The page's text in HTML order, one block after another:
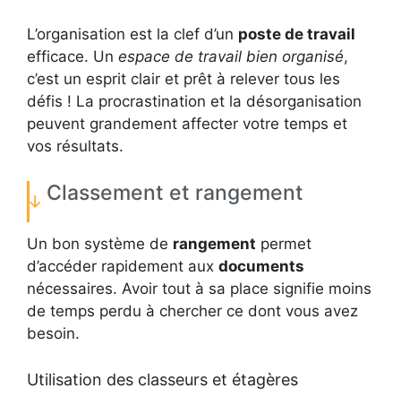
L’organisation est la clef d’un poste de travail
efficace. Un espace de travail bien organisé,
c’est un esprit clair et prêt à relever tous les
défis ! La procrastination et la désorganisation
peuvent grandement affecter votre temps et
vos résultats.
Classement et rangement
Un bon système de rangement permet
d’accéder rapidement aux documents
nécessaires. Avoir tout à sa place signifie moins
de temps perdu à chercher ce dont vous avez
besoin.
Utilisation des classeurs et étagères